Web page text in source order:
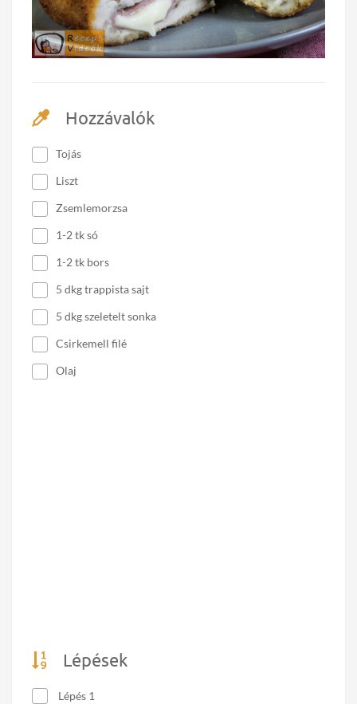
Hozzávalók
Tojás
Liszt
Zsemlemorzsa
1-2 tk só
1-2 tk bors
5 dkg trappista sajt
5 dkg szeletelt sonka
Csirkemell filé
Olaj
Lépések
Lépés 1